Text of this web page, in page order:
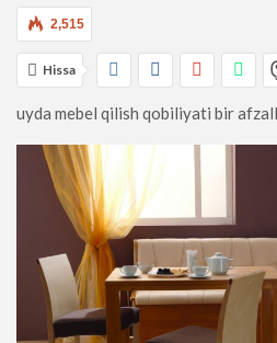
2,515
Hissa
uyda mebel qilish qobiliyati bir